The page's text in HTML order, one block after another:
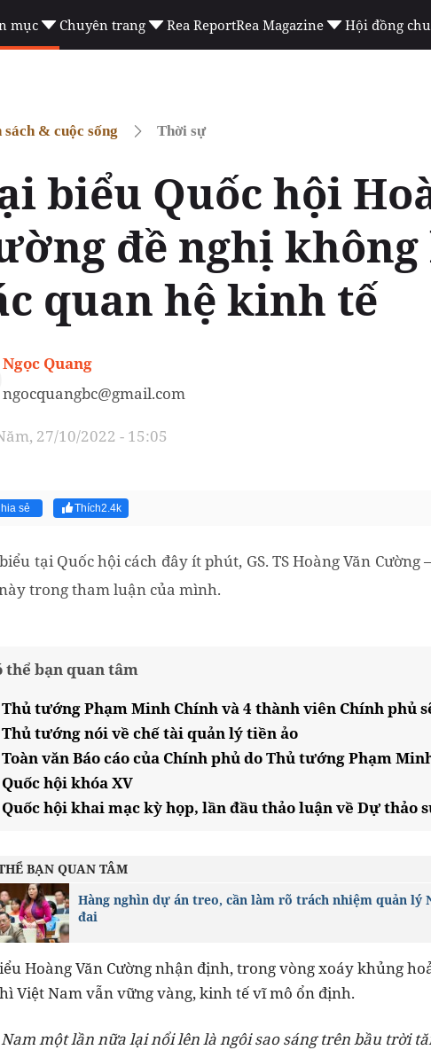
mục Chuyên trang Rea ReportRea Magazine Hội đồng
sách & cuộc sống Thời sự
biểu Quốc hội
đề nghị
quan hệ kinh tế
Ngọc Quang
ngocquangbc@gmail.com
27/10/2022 - 15:05
sẻ Thích2.4k
tại Quốc hội cách đây ít phút, GS. TS Hoàng Văn
trong tham luận của mình.
thể bạn quan tâm
Thủ tướng Phạm Minh Chính và 4 thành viên Chính phủ
Thủ tướng nói về chế tài quản lý tiền ảo
Toàn văn Báo cáo của Chính phủ do Thủ tướng Phạm
Quốc hội khóa XV
Quốc hội khai mạc kỳ họp, lần đầu thảo luận về Dự thảo
BẠN QUAN TÂM
Hàng nghìn dự án treo, cần làm rõ trách nhiệm quản
đai
Hoàng Văn Cường nhận định, trong vòng xoáy khủng
Việt Nam vẫn vững vàng, kinh tế vĩ mô ổn định.
Nam một lần nữa lại nổi lên là ngôi sao sáng trên bầu trời